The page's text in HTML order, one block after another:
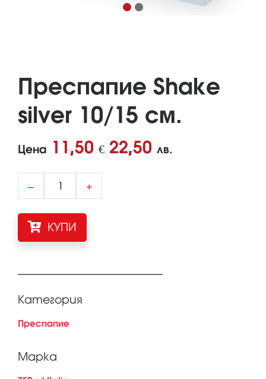
Преспапие Shake
silver 10/15 см.
Цена 11,50 € 22,50 лв.
– +
КУПИ
Категория
Преспапие
Марка